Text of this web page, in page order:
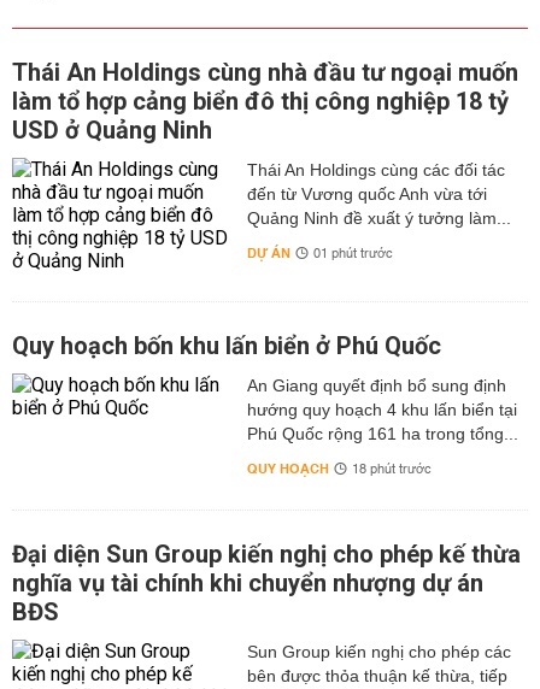
Thái An Holdings cùng nhà đầu tư ngoại muốn
làm tổ hợp cảng biển đô thị công nghiệp 18 tỷ
USD ở Quảng Ninh
Thái An Holdings cùng các đối tác
đến từ Vương quốc Anh vừa tới
Quảng Ninh đề xuất ý tưởng làm...
DỰ ÁN 01 phút trước
Quy hoạch bốn khu lấn biển ở Phú Quốc
An Giang quyết định bổ sung định
hướng quy hoạch 4 khu lấn biển tại
Phú Quốc rộng 161 ha trong tổng...
QUY HOẠCH 18 phút trước
Đại diện Sun Group kiến nghị cho phép kế thừa
nghĩa vụ tài chính khi chuyển nhượng dự án
BĐS
Sun Group kiến nghị cho phép các
bên được thỏa thuận kế thừa, tiếp